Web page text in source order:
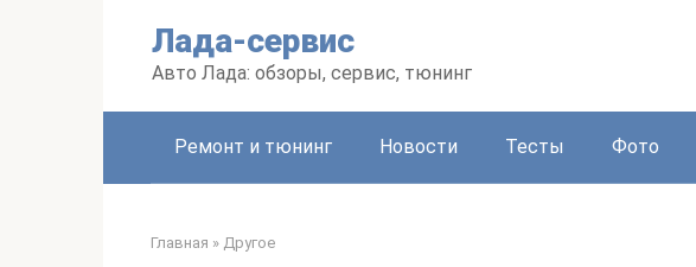
Лада-сервис
Авто Лада: обзоры, сервис, тюнинг
Ремонт и тюнинг Новости Тесты Фото
Главная » Другое